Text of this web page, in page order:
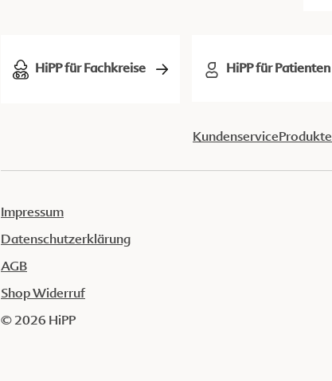
HiPP für Fachkreise HiPP für Patienten
KundenserviceProdukte
Impressum
Datenschutzerklärung
AGB
Shop Widerruf
© 2026 HiPP